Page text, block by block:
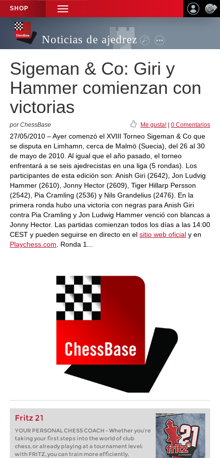
SHOP
TOGGLE
NAVIGATION
Noticias de ajedrez
Sigeman & Co: Giri y
Hammer comienzan con
victorias
por ChessBase Me gusta! 0 Comentarios
27/05/2010 – Ayer comenzó el XVIII Torneo Sigeman & Co que
se disputa en Limhamn, cerca de Malmö (Suecia), del 26 al 30
de mayo de 2010. Al igual que el año pasado, el torneo
enfrentará a se seis ajedrecistas en una liga (5 rondas). Los
participantes de esta edición son: Anish Giri (2642), Jon Ludvig
Hammer (2610), Jonny Hector (2609), Tiger Hillarp Persson
(2542), Pia Cramling (2536) y Nils Grandelius (2476). En la
primera ronda hubo una victoria con negras para Anish Giri
contra Pia Cramling y Jon Ludwig Hammer venció con blancas a
Jonny Hector. Las partidas comienzan todos los días a las 14:00
CEST y pueden seguirse en directo en el sitio web oficial y en
Playchess.com . Ronda 1...
Fritz 21
YOUR PERSONAL CHESS COACH - Whether you’re
taking your first steps into the world of club
chess, or already playing at a tournament level:
with FRITZ, you can train more efficiently,